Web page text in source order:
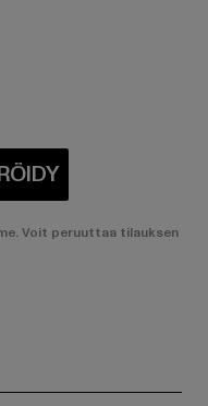
Voit peruuttaa tilauksen